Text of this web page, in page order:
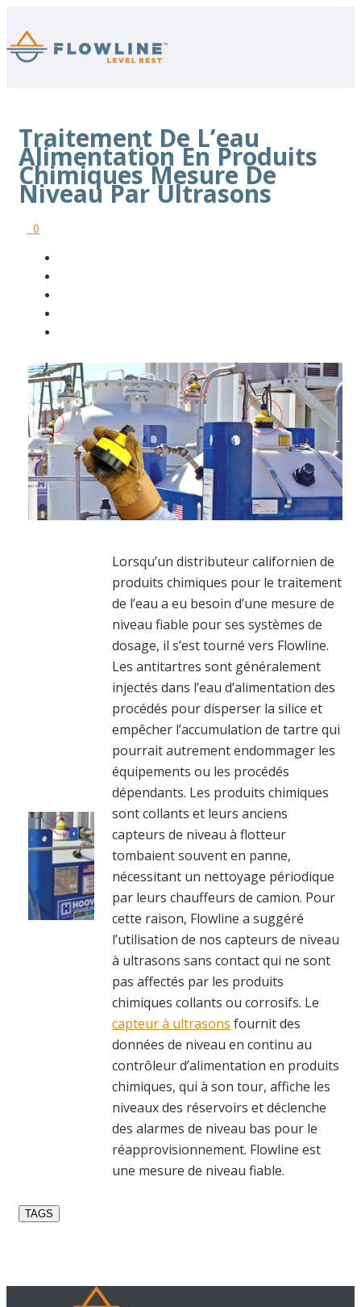
Traitement De L’eau
Alimentation En Produits
Chimiques Mesure De
Niveau Par Ultrasons
0
Lorsqu’un distributeur californien de
produits chimiques pour le traitement
de l’eau a eu besoin d’une mesure de
niveau fiable pour ses systèmes de
dosage, il s’est tourné vers Flowline.
Les antitartres sont généralement
injectés dans l’eau d’alimentation des
procédés pour disperser la silice et
empêcher l’accumulation de tartre qui
pourrait autrement endommager les
équipements ou les procédés
dépendants. Les produits chimiques
sont collants et leurs anciens
capteurs de niveau à flotteur
tombaient souvent en panne,
nécessitant un nettoyage périodique
par leurs chauffeurs de camion. Pour
cette raison, Flowline a suggéré
l’utilisation de nos capteurs de niveau
à ultrasons sans contact qui ne sont
pas affectés par les produits
chimiques collants ou corrosifs. Le
capteur à ultrasons fournit des
données de niveau en continu au
contrôleur d’alimentation en produits
chimiques, qui à son tour, affiche les
niveaux des réservoirs et déclenche
des alarmes de niveau bas pour le
réapprovisionnement. Flowline est
une mesure de niveau fiable.
TAGS